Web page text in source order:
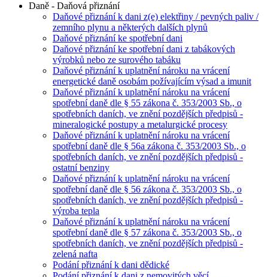
Daně - Daňová přiznání
Daňové přiznání k dani z(e) elektřiny / pevných paliv /
zemního plynu a některých dalších plynů
Daňové přiznání ke spotřební dani
Daňové přiznání ke spotřební dani z tabákových
výrobků nebo ze surového tabáku
Daňové přiznání k uplatnění nároku na vrácení
energetické daně osobám požívajícím výsad a imunit
Daňové přiznání k uplatnění nároku na vrácení
spotřební daně dle § 55 zákona č. 353/2003 Sb., o
spotřebních daních, ve znění pozdějších předpisů -
mineralogické postupy a metalurgické procesy
Daňové přiznání k uplatnění nároku na vrácení
spotřební daně dle § 56a zákona č. 353/2003 Sb., o
spotřebních daních, ve znění pozdějších předpisů -
ostatní benziny
Daňové přiznání k uplatnění nároku na vrácení
spotřební daně dle § 56 zákona č. 353/2003 Sb., o
spotřebních daních, ve znění pozdějších předpisů -
výroba tepla
Daňové přiznání k uplatnění nároku na vrácení
spotřební daně dle § 57 zákona č. 353/2003 Sb., o
spotřebních daních, ve znění pozdějších předpisů -
zelená nafta
Podání přiznání k dani dědické